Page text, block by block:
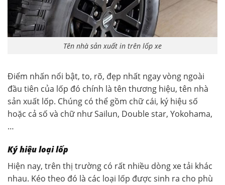
Tên nhà sản xuất in trên lốp xe
Điểm nhấn nổi bật, to, rõ, đẹp nhất ngay vòng ngoài
đầu tiên của lốp đó chính là tên thương hiệu, tên nhà
sản xuất lốp. Chúng có thể gồm chữ cái, ký hiệu số
hoặc cả số và chữ như Sailun, Double star, Yokohama,
…
Ký hiệu loại lốp
Hiện nay, trên thị trường có rất nhiều dòng xe tải khác
nhau. Kéo theo đó là các loại lốp được sinh ra cho phù